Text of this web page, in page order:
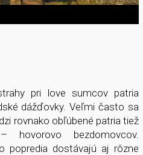
pri love sumcov patria
dážďovky. Veľmi často sa
rovnako obľúbené patria tiež
hovorovo bezdomovcov.
popredia dostávajú aj rôzne